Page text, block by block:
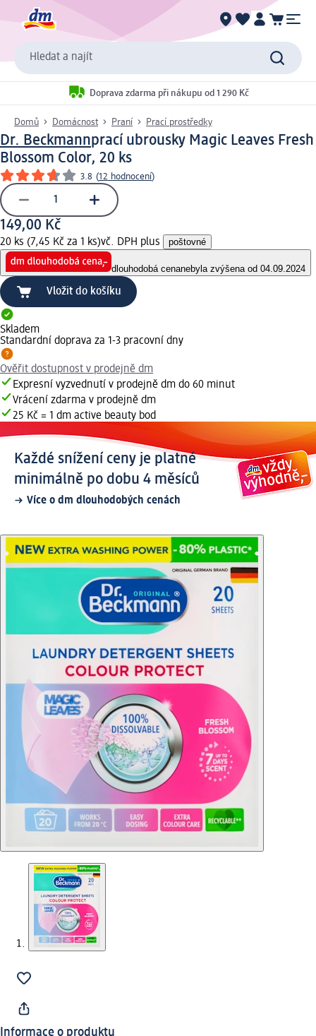
Hledat a najít
Doprava zdarma při nákupu od 1 290 Kč
Domů Domácnost Praní Prací prostředky
Dr. Beckmannprací ubrousky Magic Leaves Fresh
Blossom Color, 20 ks
3.8 (12 hodnocení)
149,00 Kč
20 ks (7,45 Kč za 1 ks)vč. DPH plus poštovné
dlouhodobá cenanebyla zvýšena od 04.09.2024
Vložit do košíku
Skladem
Standardní doprava za 1-3 pracovní dny
Ověřit dostupnost v prodejně dm
Expresní vyzvednutí v prodejně dm do 60 minut
Vrácení zdarma v prodejně dm
25 Kč = 1 dm active beauty bod
Každé snížení ceny je platné
minimálně po dobu 4 měsíců
Více o dm dlouhodobých cenách
Informace o produktu